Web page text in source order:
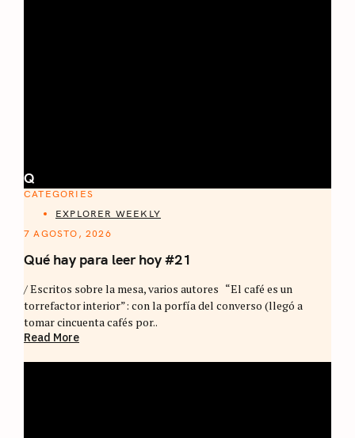
Q
CATEGORIES
EXPLORER WEEKLY
7 AGOSTO, 2026
Qué hay para leer hoy #21
/ Escritos sobre la mesa, varios autores “El café es un
torrefactor interior”: con la porfía del converso (llegó a
tomar cincuenta cafés por..
Read More